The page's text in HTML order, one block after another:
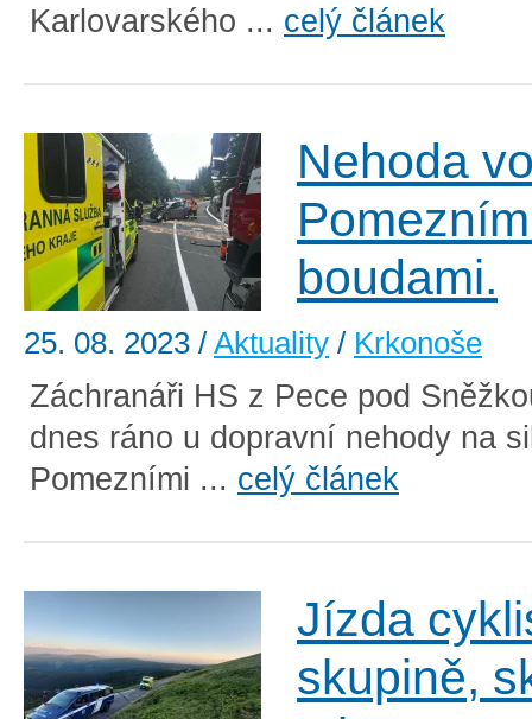
Karlovarského ... celý článek
Nehoda
boudami.
25. 08. 2023 / Aktuality / Krkonoše
Záchranáři HS z Pece pod
dnes ráno u dopravní nehody na
Pomezními ... celý článek
Jízda
skupině,